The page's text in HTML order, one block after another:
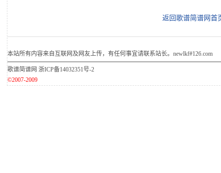
返回歌谱简谱网首
本站所有内容来自互联网及网友上传，有任何事宜请联系站长。newlkf#126.com
歌谱简谱网 浙ICP备14032351号-2
©2007-2009